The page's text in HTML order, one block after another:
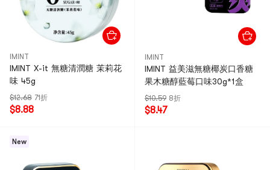
IMINT
IMINT X-it 無糖清潤糖 茉莉花
味 45g
$12.68 71折
$8.88
IMINT
IMINT 益美滋無糖椰炭口香糖
果木糖醇藍莓口味30g*1盒
$10.59 8折
$8.47
New